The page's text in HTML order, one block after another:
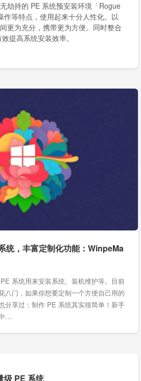
劫持的 PE 系统预安装环境「Rogue
作等特点，使用起来十分人性化。以
更为充分，携带更为方便。同时整合
提高系统安装效率。
统，丰富定制化功能：WinpeMa
系统用来安装系统、装机维护等。目前
八门，如果你想要定制一个方便自己用的
分享过：制作 PE 系统其实很简单！新手
…
级 PE 系统